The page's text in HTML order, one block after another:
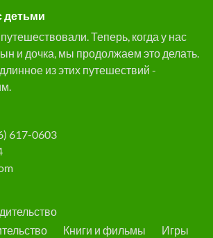
детьми
Теперь, когда у нас
и дочка, мы продолжаем это делать.
из этих путешествий -
617-0603
Книги и фильмы
Игры